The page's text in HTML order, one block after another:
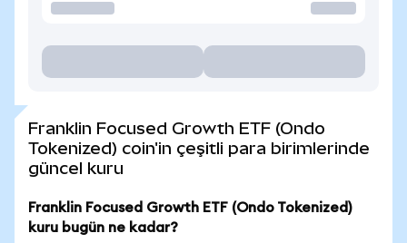
Franklin Focused Growth ETF (Ondo
Tokenized) coin'in çeşitli para birimlerinde
güncel kuru
Franklin Focused Growth ETF (Ondo Tokenized)
kuru bugün ne kadar?